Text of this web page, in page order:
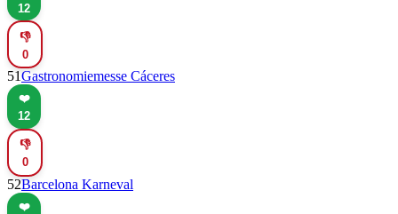
12
👎
0
51Gastronomiemesse Cáceres
❤️
12
👎
0
52Barcelona Karneval
❤️